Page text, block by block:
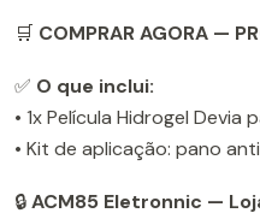
🛒 COMPRAR AGORA —
✅ O que inclui:
• 1x Película Hidrogel Devia
• Kit de aplicação: pano
🔒ACM85 Eletronnic —